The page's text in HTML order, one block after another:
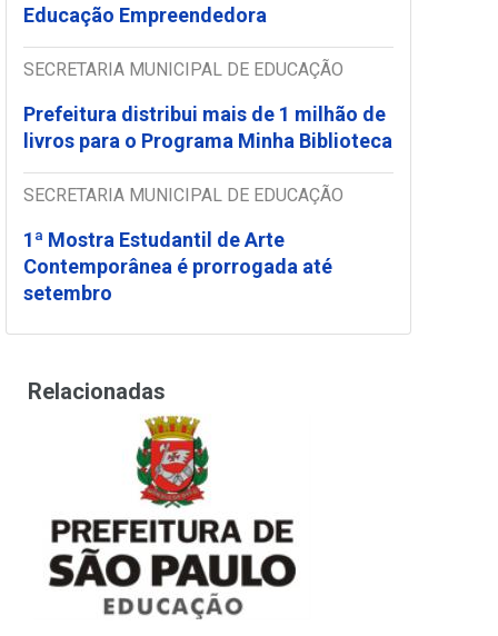
Educação Empreendedora
SECRETARIA MUNICIPAL DE EDUCAÇÃO
Prefeitura distribui mais de 1 milhão de
livros para o Programa Minha Biblioteca
SECRETARIA MUNICIPAL DE EDUCAÇÃO
1ª Mostra Estudantil de Arte
Contemporânea é prorrogada até
setembro
Relacionadas